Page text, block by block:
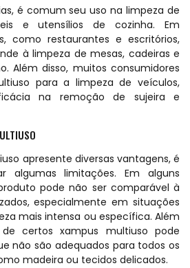
é comum seu uso na limpeza de
e utensílios de cozinha. Em
como restaurantes e escritórios,
à limpeza de mesas, cadeiras e
Além disso, muitos consumidores
para a limpeza de veículos,
na remoção de sujeira e
apresente diversas vantagens, é
algumas limitações. Em alguns
pode não ser comparável à
especialmente em situações
mais intensa ou específica. Além
certos xampus multiuso pode
não são adequados para todos os
madeira ou tecidos delicados.